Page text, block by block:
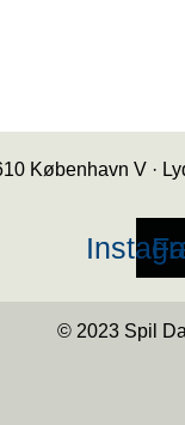
København V ·
© 2023 Spil